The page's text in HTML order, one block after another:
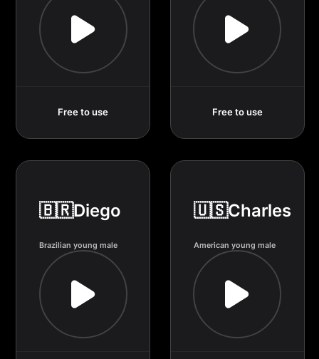
Free to use Free to use
🇧🇷Diego
Brazilian young male
🇺🇸Charles
American young male